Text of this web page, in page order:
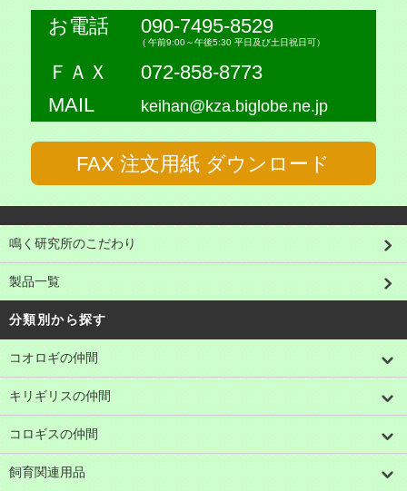
お電話 090-7495-8529
( 午前9:00～午後5:30 平日及び土日祝日可）
ＦＡＸ
072-858-8773
MAIL
keihan@kza.biglobe.ne.jp
FAX 注文用紙 ダウンロード
鳴く研究所のこだわり
製品一覧
分類別から探す
コオロギの仲間
キリギリスの仲間
コロギスの仲間
飼育関連用品